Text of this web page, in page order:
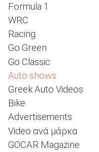
ΑΝΑΖΗΤΗΣΗ
Formula 1
WRC
Racing
Go Green
Go Classic
Auto shows
Greek Auto Videos
Bike
Advertisements
Video ανά μάρκα
GOCAR Magazine